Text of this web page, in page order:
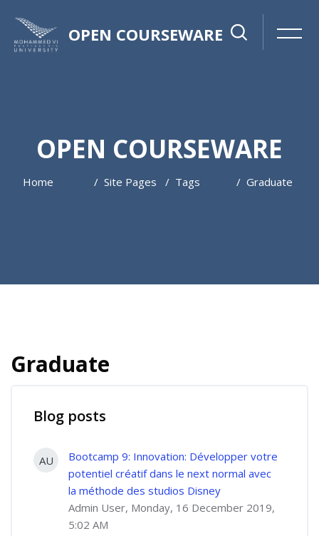
OPEN COURSEWARE
OPEN COURSEWARE
Home Site Pages Tags Graduate
Graduate
Blog posts
AU
Bootcamp 9: Innovation: Développer votre
potentiel créatif dans le next normal avec
la méthode des studios Disney
Admin User, Monday, 16 December 2019,
5:02 AM